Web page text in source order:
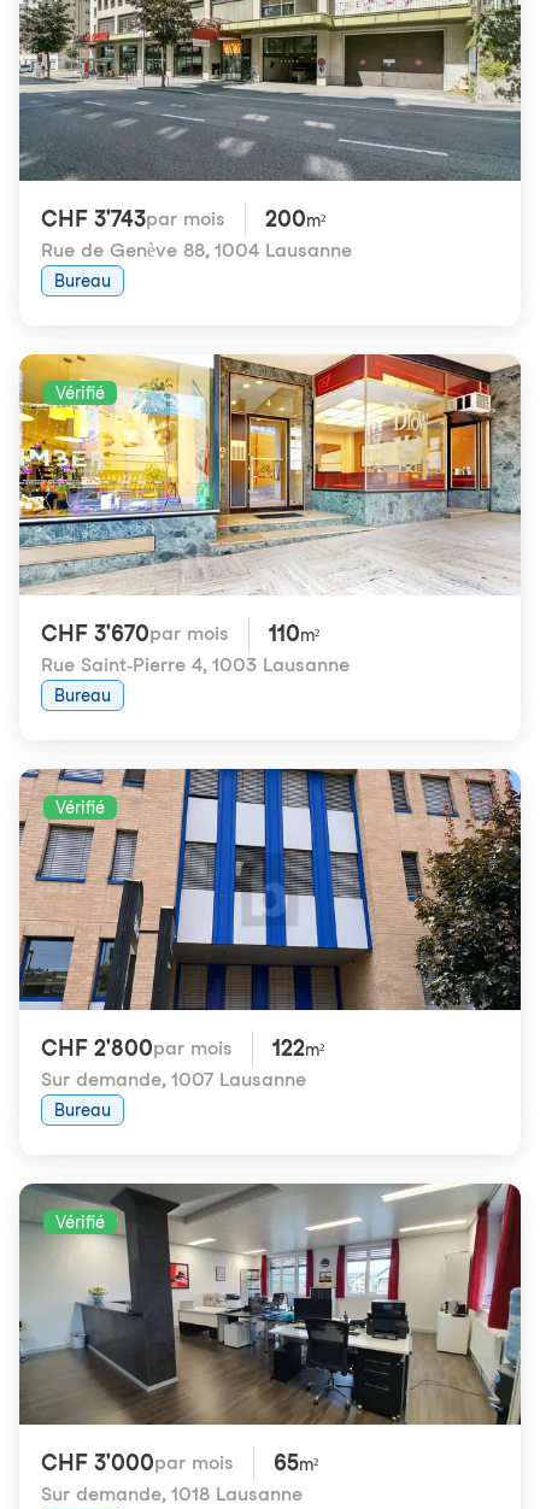
CHF 3'743par mois 200m²
Rue de Genève 88, 1004 Lausanne
Bureau
Vérifié
CHF 3'670par mois 110m²
Rue Saint-Pierre 4, 1003 Lausanne
Bureau
Vérifié
CHF 2'800par mois 122m²
Sur demande, 1007 Lausanne
Bureau
Vérifié
CHF 3'000par mois 65m²
Sur demande, 1018 Lausanne